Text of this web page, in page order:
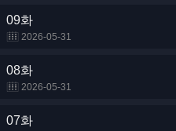
09화
2026-05-31
08화
2026-05-31
07화